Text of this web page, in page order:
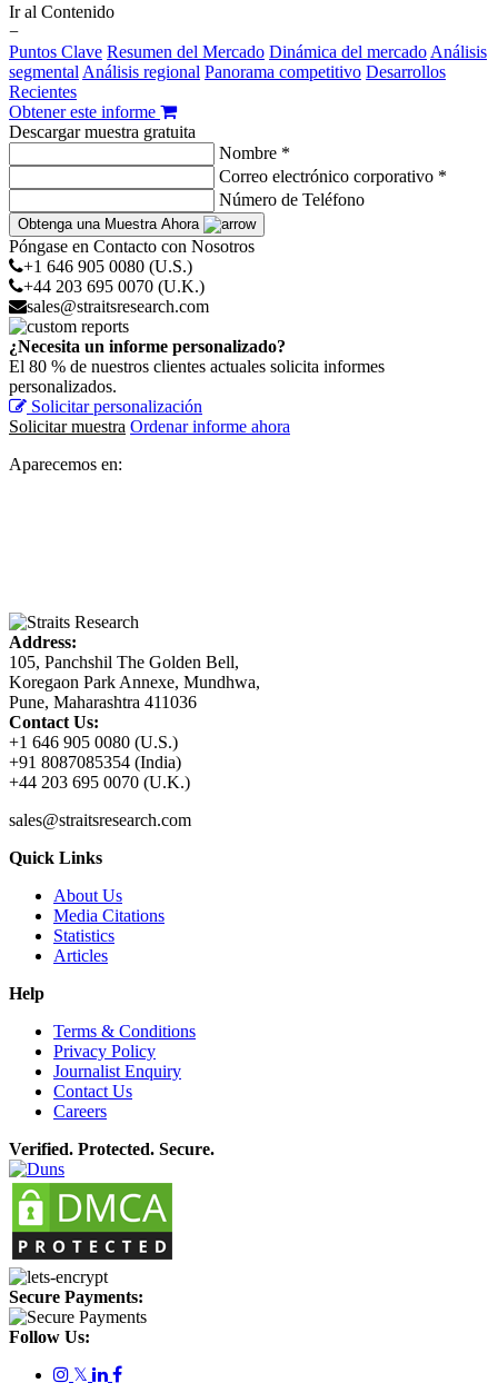
Ir al Contenido
−
Puntos Clave Resumen del Mercado Dinámica del mercado Análisis
segmental Análisis regional Panorama competitivo Desarrollos
Recientes
Obtener este informe
Descargar muestra gratuita
Nombre *
Correo electrónico corporativo *
Número de Teléfono
Obtenga una Muestra Ahora
Póngase en Contacto con Nosotros
+1 646 905 0080 (U.S.)
+44 203 695 0070 (U.K.)
sales@straitsresearch.com
¿Necesita un informe personalizado?
El 80 % de nuestros clientes actuales solicita informes
personalizados.
Solicitar personalización
Solicitar muestra Ordenar informe ahora
Aparecemos en:
Address:
105, Panchshil The Golden Bell,
Koregaon Park Annexe, Mundhwa,
Pune, Maharashtra 411036
Contact Us:
+1 646 905 0080 (U.S.)
+91 8087085354 (India)
+44 203 695 0070 (U.K.)
sales@straitsresearch.com
Quick Links
About Us
Media Citations
Statistics
Articles
Help
Terms & Conditions
Privacy Policy
Journalist Enquiry
Contact Us
Careers
Verified. Protected. Secure.
Secure Payments:
Follow Us:
𝕏